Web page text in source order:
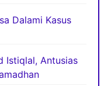
Dalami Kasus
Istiqlal, Antusias